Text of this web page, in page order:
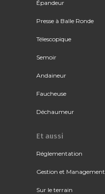
Épandeur
Presse à Balle Ronde
Télescopique
Semoir
Andaineur
Faucheuse
Déchaumeur
Et aussi
Réglementation
Gestion et Management
Sur le terrain